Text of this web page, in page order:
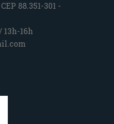
88.351-301 -
13h-16h